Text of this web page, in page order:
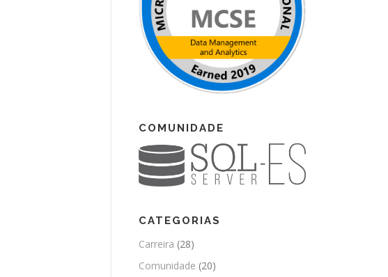
COMUNIDADE
CATEGORIAS
Carreira (28)
Comunidade (20)